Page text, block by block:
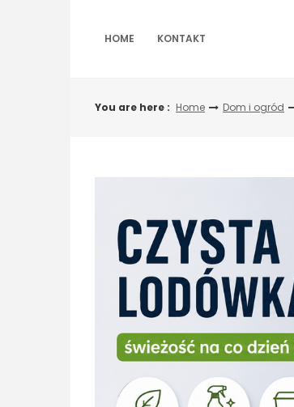
HOME KONTAKT
You are here : Home Dom i ogród